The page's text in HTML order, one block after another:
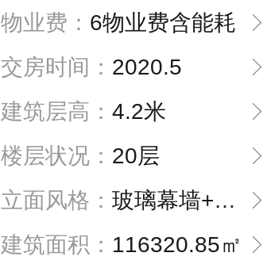
物业费： 6物业费含能耗
交房时间： 2020.5
建筑层高： 4.2米
楼层状况： 20层
立面风格： 玻璃幕墙+ARTDECO
建筑面积： 116320.85㎡